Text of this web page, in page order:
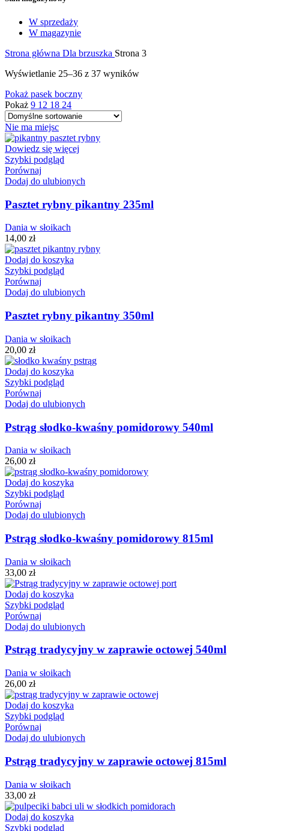
W sprzedaży
W magazynie
Strona główna Dla brzuszka Strona 3
Wyświetlanie 25–36 z 37 wyników
Pokaż pasek boczny
Pokaż 9 12 18 24
Nie ma miejsc
Dowiedz się więcej
Szybki podgląd
Porównaj
Dodaj do ulubionych
Pasztet rybny pikantny 235ml
Dania w słoikach
14,00 zł
Dodaj do koszyka
Szybki podgląd
Porównaj
Dodaj do ulubionych
Pasztet rybny pikantny 350ml
Dania w słoikach
20,00 zł
Dodaj do koszyka
Szybki podgląd
Porównaj
Dodaj do ulubionych
Pstrąg słodko-kwaśny pomidorowy 540ml
Dania w słoikach
26,00 zł
Dodaj do koszyka
Szybki podgląd
Porównaj
Dodaj do ulubionych
Pstrąg słodko-kwaśny pomidorowy 815ml
Dania w słoikach
33,00 zł
Dodaj do koszyka
Szybki podgląd
Porównaj
Dodaj do ulubionych
Pstrąg tradycyjny w zaprawie octowej 540ml
Dania w słoikach
26,00 zł
Dodaj do koszyka
Szybki podgląd
Porównaj
Dodaj do ulubionych
Pstrąg tradycyjny w zaprawie octowej 815ml
Dania w słoikach
33,00 zł
Dodaj do koszyka
Szybki podgląd